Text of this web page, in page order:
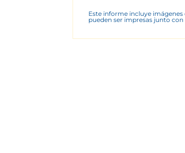
Este informe incluye imágenes
pueden ser impresas junto